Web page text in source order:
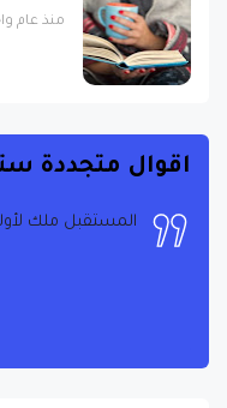
منذ عام
اقوال متجددة
المستقبل ملك